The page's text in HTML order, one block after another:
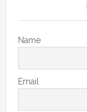
Name
Email